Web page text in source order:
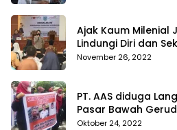
Ajak Kaum Milenial
Lindungi Diri dan
November 26, 2022
PT. AAS diduga
Pasar Bawah
Pekanbaru
Oktober 24, 2022